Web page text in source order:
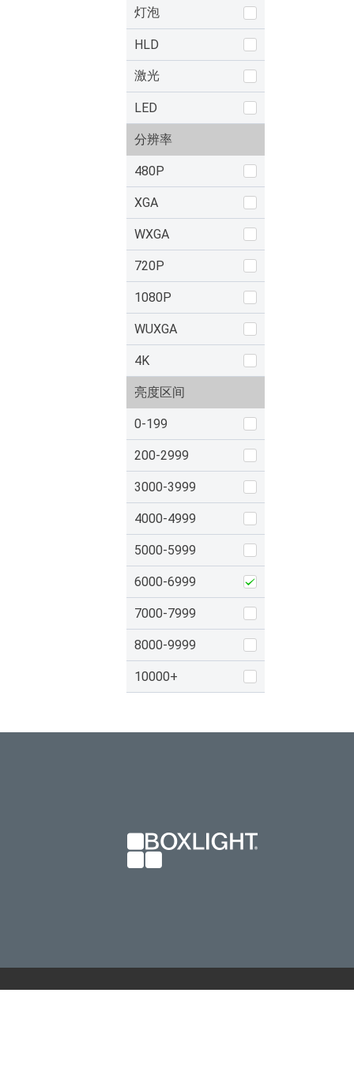
灯泡
HLD
激光
LED
分辨率
480P
XGA
WXGA
720P
1080P
WUXGA
4K
亮度区间
0-199
200-2999
3000-3999
4000-4999
5000-5999
6000-6999
7000-7999
8000-9999
10000+